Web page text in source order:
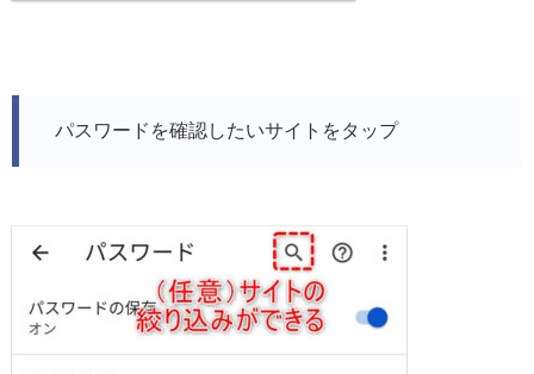
パスワードを確認したいサイトをタップ